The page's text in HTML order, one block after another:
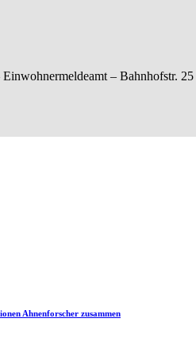
Einwohnermeldeamt – Bahnhofstr. 25
Ahnenforscher zusammen